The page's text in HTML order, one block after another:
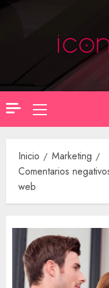
Menú
principal
Inicio
Marketing
Comentarios
web